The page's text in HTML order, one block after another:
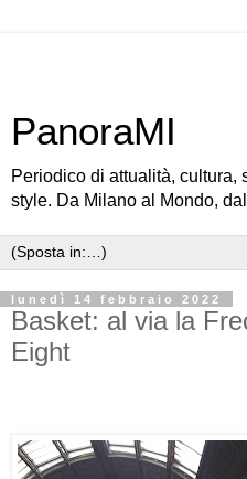
PanoraMI
Periodico di attualità, cultura,
style. Da Milano al Mondo,
lunedì 14 febbraio 2022
Basket: al via la
Eight